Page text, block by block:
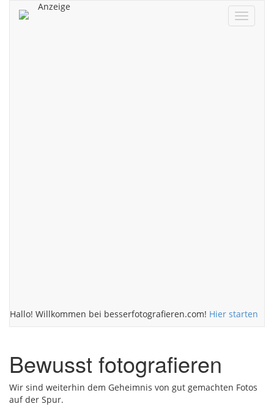
ein/aus
Anzeige
Hallo! Willkommen bei besserfotografieren.com! Hier starten
Bewusst fotografieren
Wir sind weiterhin dem Geheimnis von gut gemachten Fotos
auf der Spur.